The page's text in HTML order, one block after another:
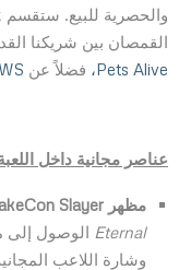
القمصان بين شريكنا
Pets Alive،
فضلاً عن
عناصر مجانية داخل
مظهر Slayer
Eternal الوصول إلى